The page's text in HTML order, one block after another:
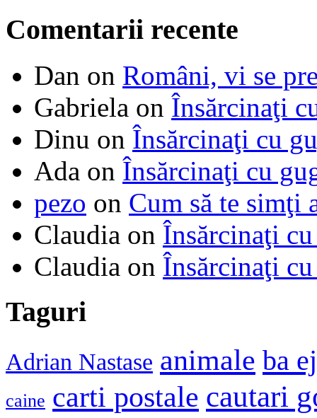
Comentarii recente
Dan on Români, vi se
Gabriela on Însărcinaţi
Dinu on Însărcinaţi cu
Ada on Însărcinaţi cu
pezo on Cum să te simţi
Claudia on Însărcinaţi
Claudia on Însărcinaţi
Taguri
Adrian Nastase animale ba
caine carti postale cautari